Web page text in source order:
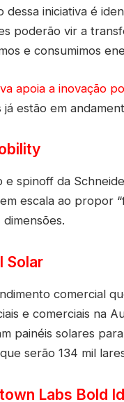
dessa iniciativa é
poderão vir a
e consumimos
apoia a inovação
já estão em
e spinoff da
escala ao propor
Solar
comercial
e comerciais na
painéis solares
serão 134 mil
Labs Bold